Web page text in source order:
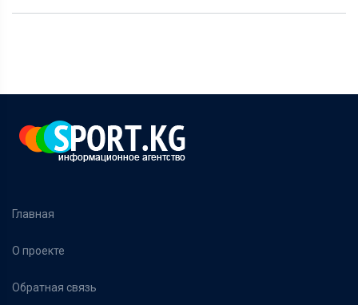
Главная
О проекте
Обратная связь